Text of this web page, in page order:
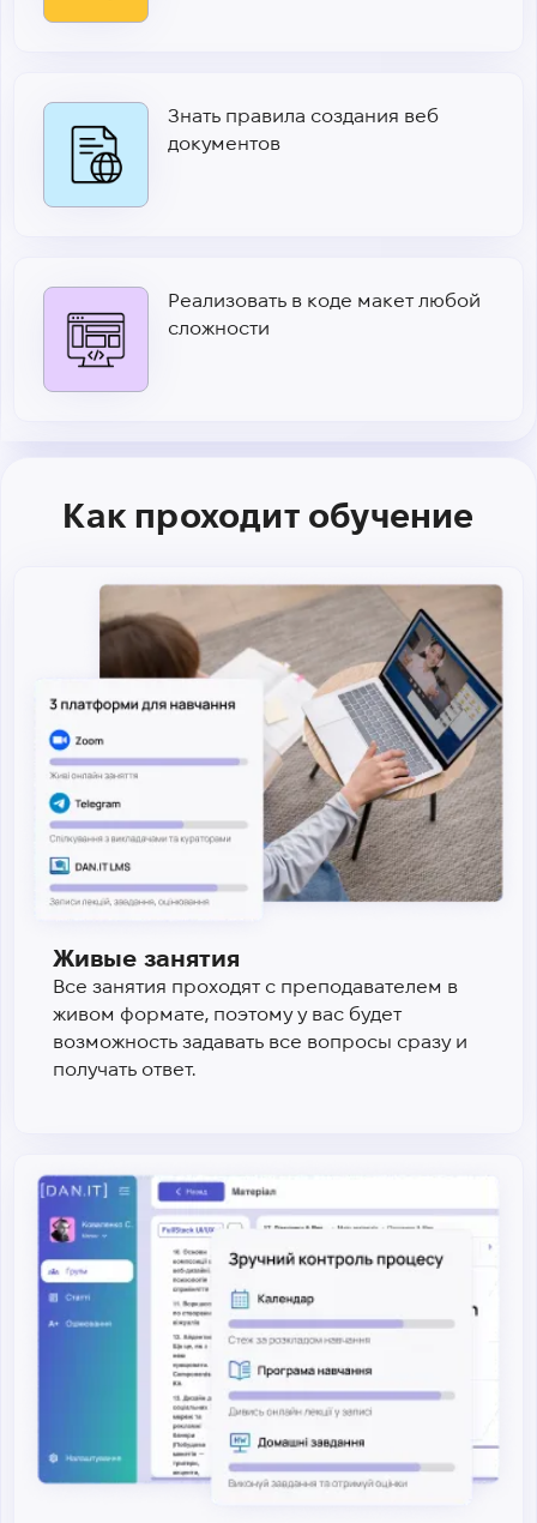
Знать правила создания веб
документов
Реализовать в коде макет любой
сложности
Как проходит обучение
Живые занятия
Все занятия проходят с преподавателем в
живом формате, поэтому у вас будет
возможность задавать все вопросы сразу и
получать ответ.